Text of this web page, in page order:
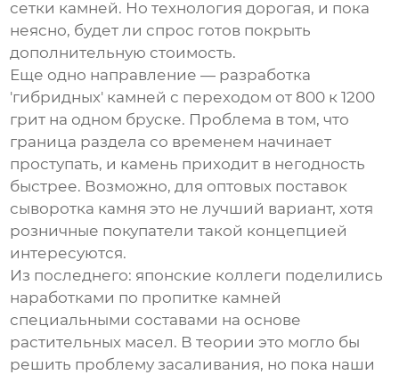
сетки камней. Но технология дорогая, и пока
неясно, будет ли спрос готов покрыть
дополнительную стоимость.
Еще одно направление — разработка
'гибридных' камней с переходом от 800 к 1200
грит на одном бруске. Проблема в том, что
граница раздела со временем начинает
проступать, и камень приходит в негодность
быстрее. Возможно, для оптовых поставок
сыворотка камня это не лучший вариант, хотя
розничные покупатели такой концепцией
интересуются.
Из последнего: японские коллеги поделились
наработками по пропитке камней
специальными составами на основе
растительных масел. В теории это могло бы
решить проблему засаливания, но пока наши